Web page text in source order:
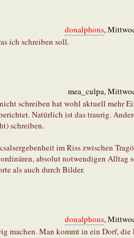
donalphons,
ich schreiben soll.
mea_culpa,
schreiben hat wohl aktuell mehr
Natürlich ist das traurig.
schreiben.
im Riss zwischen
ordinären, absolut notwendigen Alltag
als auch durch Bilder.
donalphons,
machen. Man kommt in ein Dorf, die